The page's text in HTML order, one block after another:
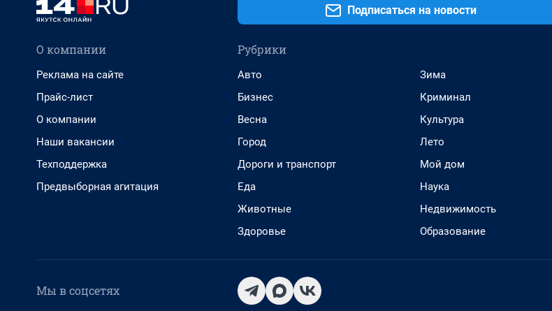
Подписаться на новости
О компании
Реклама на сайте
Прайс-лист
О компании
Наши вакансии
Техподдержка
Предвыборная агитация
Рубрики
Авто
Бизнес
Весна
Город
Дороги и транспорт
Еда
Животные
Здоровье
Зима
Криминал
Культура
Лето
Мой дом
Наука
Недвижимость
Образование
Мы в соцсетях